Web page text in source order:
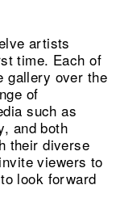
artists
time. Each of
gallery over the
of
such as
and both
their diverse
viewers to
look forward